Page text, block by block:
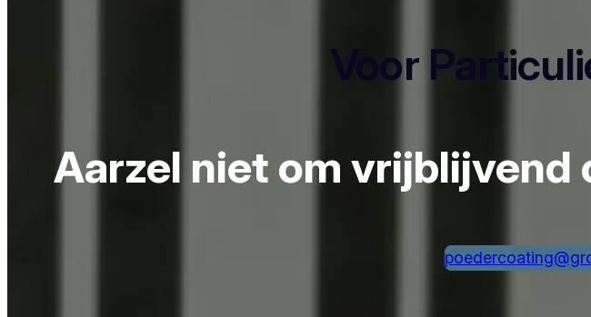
Voor
Aarzel niet om